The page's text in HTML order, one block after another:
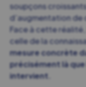
soupçons
d’augmentation de
Face à cette réalité,
celle de la
mesure concrète
précisément là
intervient.